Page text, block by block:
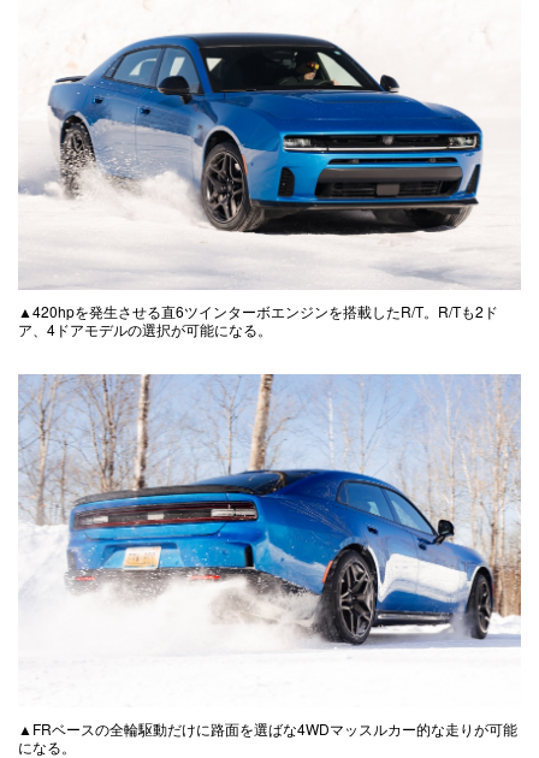
▲420hpを発生させる直6ツインターボエンジンを搭載したR/T。R/Tも2ド
ア、4ドアモデルの選択が可能になる。
▲FRベースの全輪駆動だけに路面を選ばな4WDマッスルカー的な走りが可能
になる。